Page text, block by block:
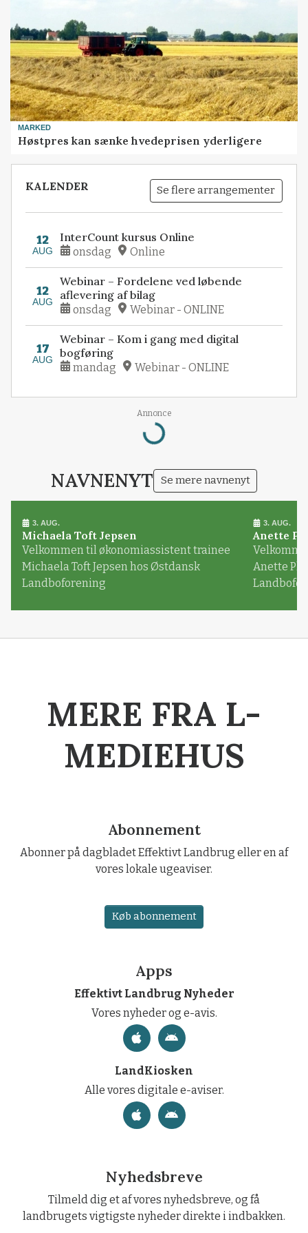
MARKED
Høstpres kan sænke hvedeprisen yderligere
KALENDER Se flere arrangementer
12
AUG
InterCount kursus Online
onsdag Online
12
AUG
Webinar – Fordelene ved løbende
aflevering af bilag
onsdag Webinar - ONLINE
17
AUG
Webinar – Kom i gang med digital
bogføring
mandag Webinar - ONLINE
Annonce
Loading...
NAVNENYT Se mere navnenyt
3. AUG.
Michaela Toft Jepsen
Velkommen til økonomiassistent trainee
Michaela Toft Jepsen hos Østdansk
Landboforening
3. AUG.
Anette
Anette
MERE FRA L-
MEDIEHUS
Abonnement
Abonner på dagbladet Effektivt Landbrug eller en af
vores lokale ugeaviser.
Køb abonnement
Apps
Effektivt Landbrug Nyheder
Vores nyheder og e-avis.
LandKiosken
Alle vores digitale e-aviser.
Nyhedsbreve
Tilmeld dig et af vores nyhedsbreve, og få
landbrugets vigtigste nyheder direkte i indbakken.